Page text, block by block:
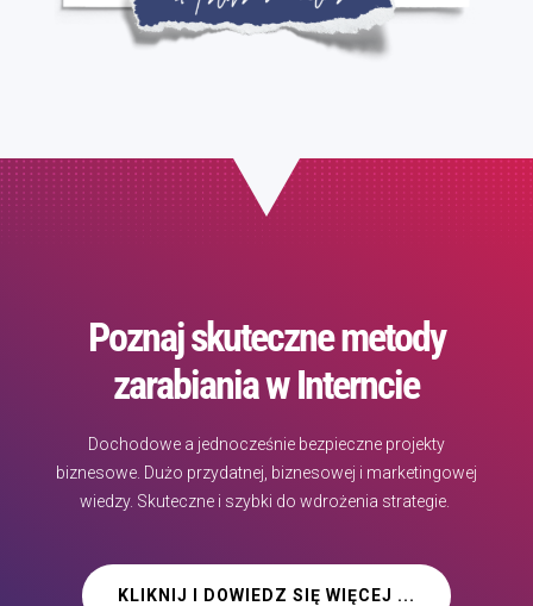
Poznaj skuteczne metody
zarabiania w Interncie
Dochodowe a jednocześnie bezpieczne projekty
biznesowe. Dużo przydatnej, biznesowej i marketingowej
wiedzy. Skuteczne i szybki do wdrożenia strategie.
KLIKNIJ I DOWIEDZ SIĘ WIĘCEJ ...